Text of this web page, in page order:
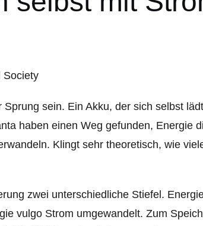
sein. Ein Akku, der sich selbst
haben einen Weg gefunden, Energie
Klingt sehr theoretisch, wie
zwei unterschiedliche Stiefel.
vulgo Strom umgewandelt. Zum